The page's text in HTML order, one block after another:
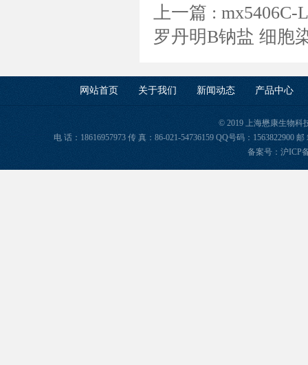
上一篇 : mx5406C-
罗丹明B钠盐 细胞
网站首页 关于我们 新闻动态 产品中心
© 2019 上海懋康生物科
电 话：18616957973 传 真：86-021-54736159 QQ号码：1563822900
备案号： 沪ICP